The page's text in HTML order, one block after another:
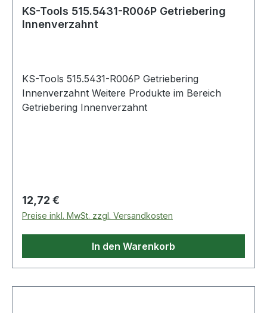
KS-Tools 515.5431-R006P Getriebering
Innenverzahnt
KS-Tools 515.5431-R006P Getriebering
Innenverzahnt Weitere Produkte im Bereich
Getriebering Innenverzahnt
Regulärer Preis:
12,72 €
Preise inkl. MwSt. zzgl. Versandkosten
In den Warenkorb